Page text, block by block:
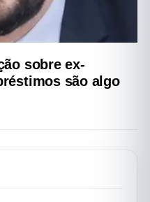
sobre ex-
são algo